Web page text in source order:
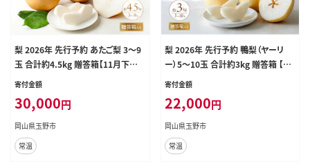
梨 2026年 先行予約 あたご梨 3～9
玉 合計約4.5kg 贈答箱【11月下旬
～12月中旬頃発送】 ナシ なし 岡山
原果樹園 愛宕梨 日本一大きな梨
寄付金額
30,000円
岡山県玉野市
常温
梨 2026年 先行予約 鴨梨（ヤーリ
ー）5～10玉 合計約3kg 贈答箱 【11
月下旬～12月中旬頃発送】ナシ なし
石原果樹園 ヤーリー
寄付金額
22,000円
岡山県玉野市
常温